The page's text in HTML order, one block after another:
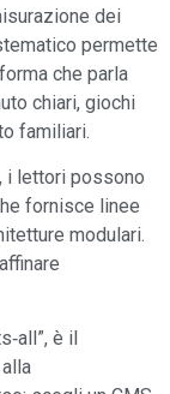
dei
permette
che parla
chiari, giochi
familiari.
i lettori possono
fornisce linee
modulari.
è il